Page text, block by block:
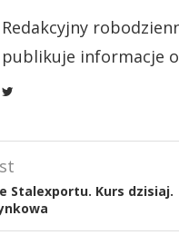
Redakcyjny
publikuje informacje
Stalexportu. Kurs dzisiaj.